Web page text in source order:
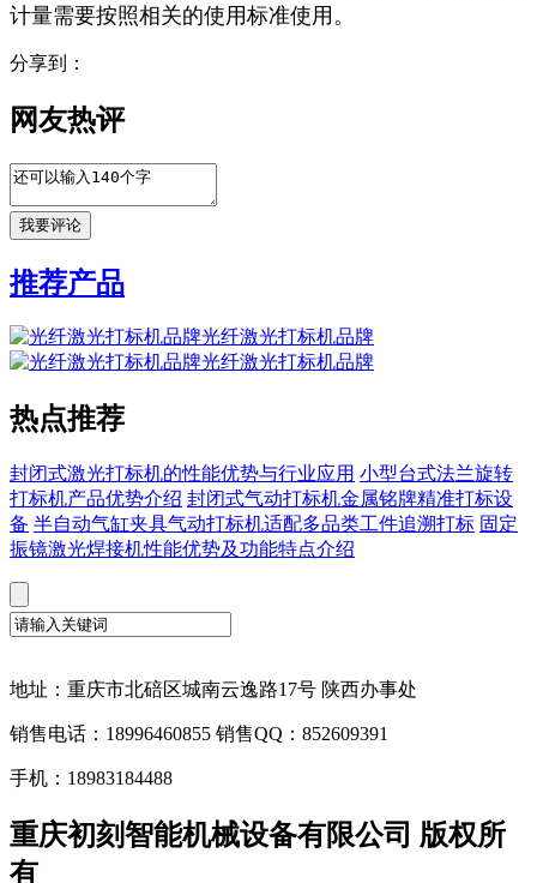
计量需要按照相关的使用标准使用。
分享到：
网友热评
推荐产品
光纤激光打标机品牌
光纤激光打标机品牌
热点推荐
封闭式激光打标机的性能优势与行业应用 小型台式法兰旋转
打标机产品优势介绍 封闭式气动打标机金属铭牌精准打标设
备 半自动气缸夹具气动打标机适配多品类工件追溯打标 固定
振镜激光焊接机性能优势及功能特点介绍
地址：重庆市北碚区城南云逸路17号 陕西办事处
销售电话：18996460855 销售QQ：852609391
手机：18983184488
重庆初刻智能机械设备有限公司 版权所
有